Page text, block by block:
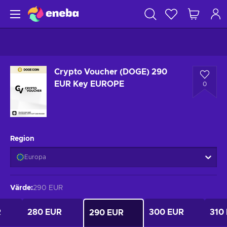
Crypto Voucher (DOGE) 290
EUR Key EUROPE
0
Region
Europa
Värde:290 EUR
280 EUR 290 EUR 300 EUR 310